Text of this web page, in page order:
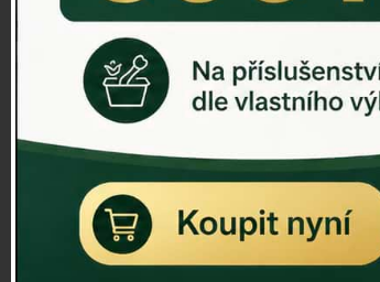
SLUNEČNÍ HODINY
Dózy na brambory a zeleninu
VÝPRODEJ - poslední kusy
Andělé, něžné sošky
Aroma lampy
Buddha soška
BUDKY PRO SÝKORKY
Budky pro vrabce
Bytový textil
Dárky pro muže
Dekorace do bytu